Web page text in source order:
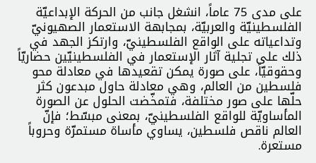
على مدى 75 عاماً، انشغل جانب من الحركة الإبداعيّة
الفلسطينيّة والعربيّة، بمجابهة الاستعمار الصهيونيّ
وتداعياته على الواقع الفلسطينيّ، وارتكز الجهد في
ذلك على تجلية آثار الإستعمار في الفلسطينيّين حضاريّاً
وحقوقيّاً، على صورة يمكن تقعيدها في معادلة محو
فلسطين من العالم، وهي معادلة حاول مبدعون كثر
حلّها على صور مختلفة، فتمخّضت الحلول عن الصورة
المأساويّة للواقع الفلسطينيّ، بمعنى مبسّط؛ فإنّ
العالم ناقص فلسطين، يساوي مأساة مستمرّة وحروباً
مستعرة.